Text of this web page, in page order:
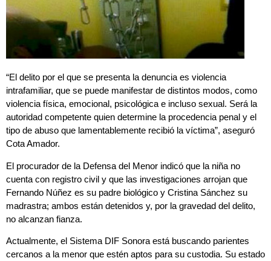
“El delito por el que se presenta la denuncia es violencia
intrafamiliar, que se puede manifestar de distintos modos, como
violencia física, emocional, psicológica e incluso sexual. Será la
autoridad competente quien determine la procedencia penal y el
tipo de abuso que lamentablemente recibió la víctima”, aseguró
Cota Amador.
El procurador de la Defensa del Menor indicó que la niña no
cuenta con registro civil y que las investigaciones arrojan que
Fernando Núñez es su padre biológico y Cristina Sánchez su
madrastra; ambos están detenidos y, por la gravedad del delito,
no alcanzan fianza.
Actualmente, el Sistema DIF Sonora está buscando parientes
cercanos a la menor que estén aptos para su custodia. Su estado